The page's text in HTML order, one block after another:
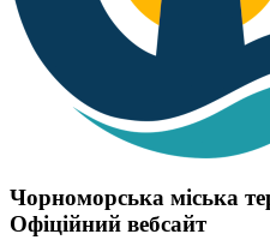
Чорноморська міська
Офіційний вебсайт